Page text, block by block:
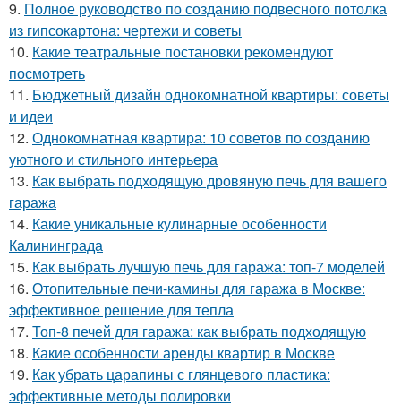
9. Полное руководство по созданию подвесного потолка
из гипсокартона: чертежи и советы
10. Какие театральные постановки рекомендуют
посмотреть
11. Бюджетный дизайн однокомнатной квартиры: советы
и идеи
12. Однокомнатная квартира: 10 советов по созданию
уютного и стильного интерьера
13. Как выбрать подходящую дровяную печь для вашего
гаража
14. Какие уникальные кулинарные особенности
Калининграда
15. Как выбрать лучшую печь для гаража: топ-7 моделей
16. Отопительные печи-камины для гаража в Москве:
эффективное решение для тепла
17. Топ-8 печей для гаража: как выбрать подходящую
18. Какие особенности аренды квартир в Москве
19. Как убрать царапины с глянцевого пластика:
эффективные методы полировки